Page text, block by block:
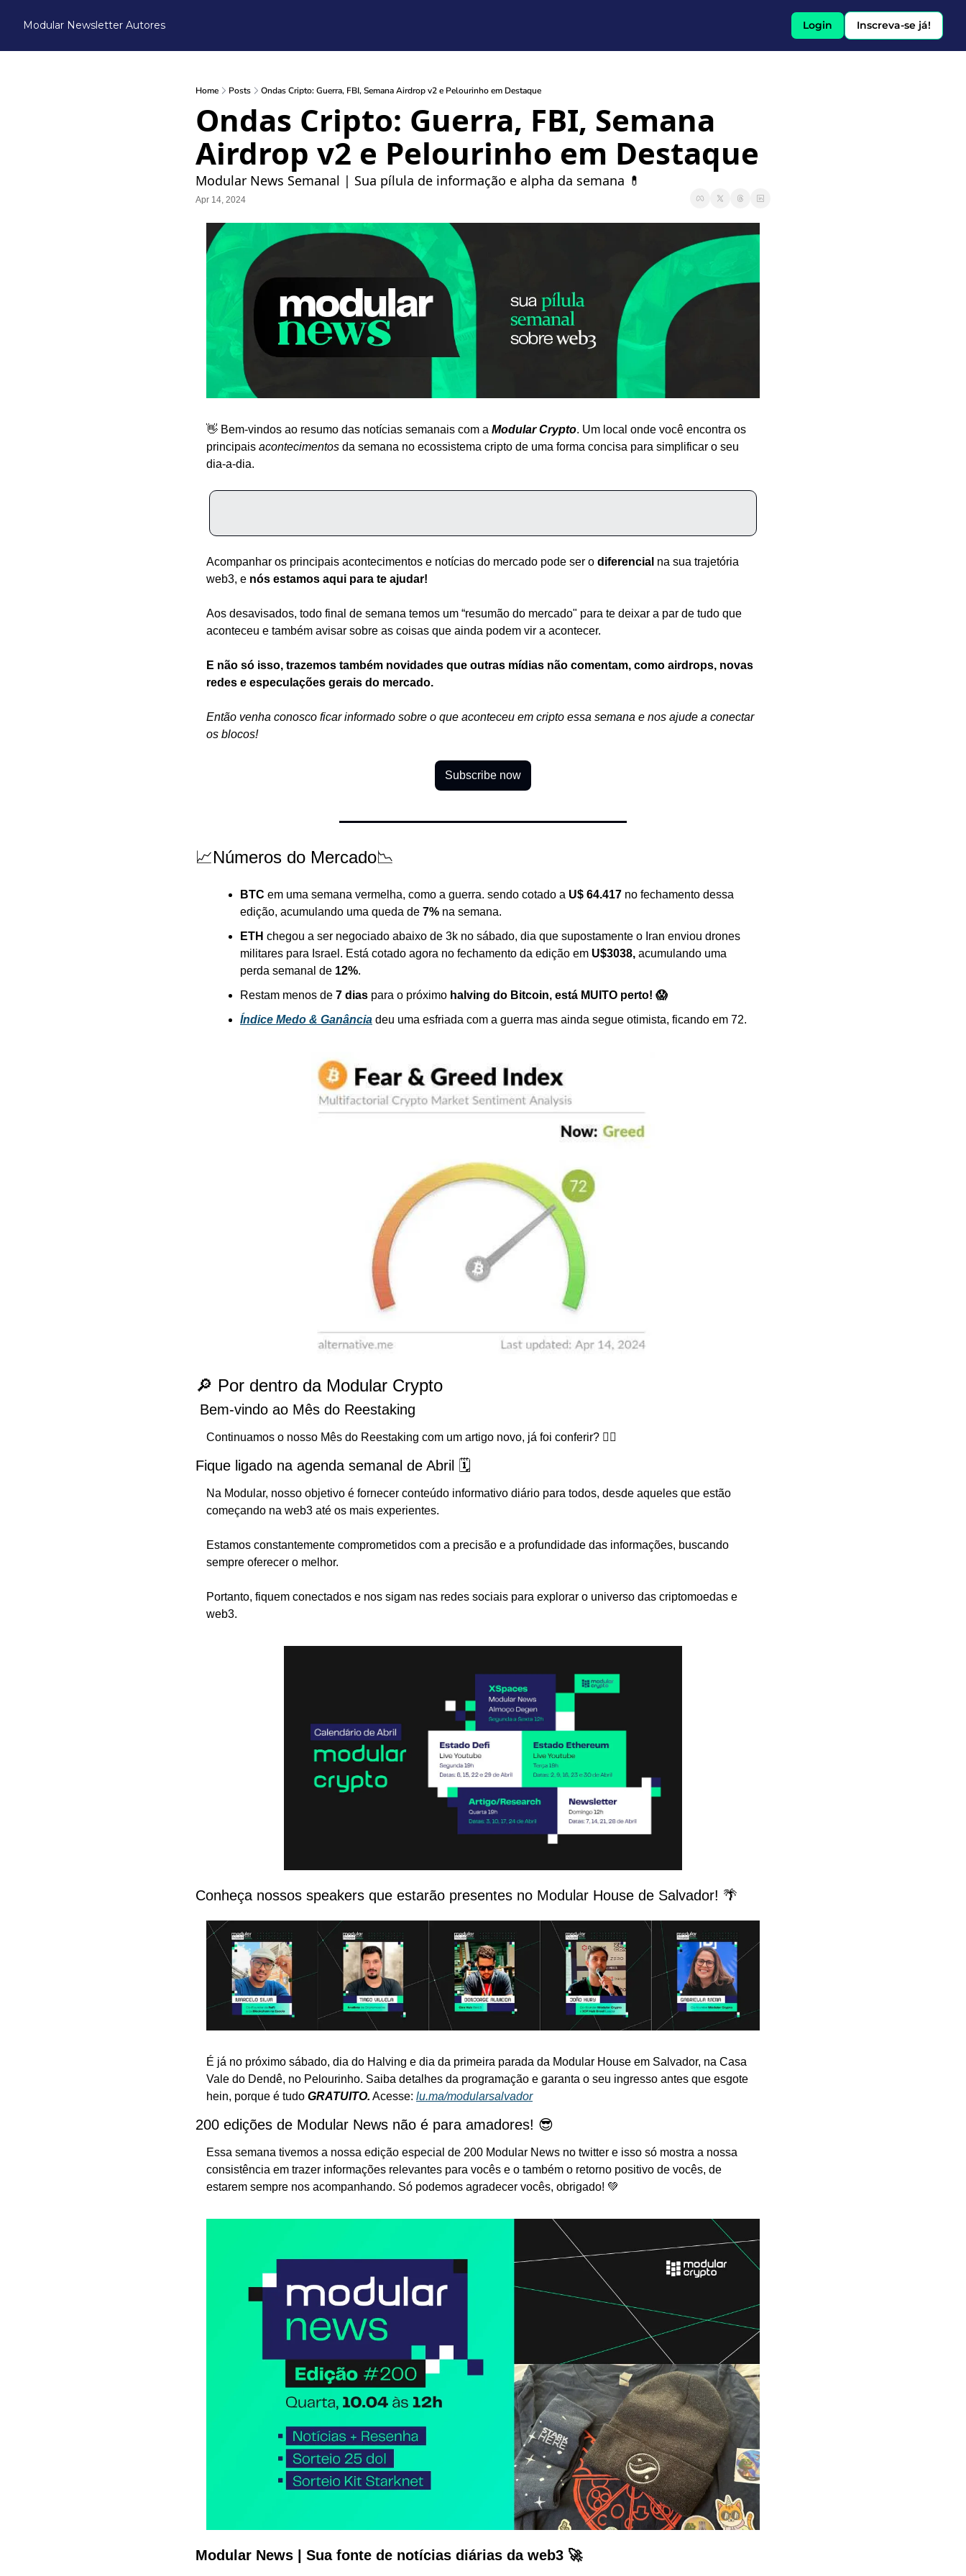
Modular Newsletter Autores Login Inscreva-se já!
Home Posts Ondas Cripto: Guerra, FBI, Semana Airdrop v2 e Pelourinho em Destaque
Ondas Cripto: Guerra, FBI, Semana
Airdrop v2 e Pelourinho em Destaque
Modular News Semanal | Sua pílula de informação e alpha da semana 💊
Apr 14, 2024
👋 Bem-vindos ao resumo das notícias semanais com a Modular Crypto. Um local onde você encontra os
principais acontecimentos da semana no ecossistema cripto de uma forma concisa para simplificar o seu
dia-a-dia.
Acompanhar os principais acontecimentos e notícias do mercado pode ser o diferencial na sua trajetória
web3, e nós estamos aqui para te ajudar!
Aos desavisados, todo final de semana temos um “resumão do mercado" para te deixar a par de tudo que
aconteceu e também avisar sobre as coisas que ainda podem vir a acontecer.
E não só isso, trazemos também novidades que outras mídias não comentam, como airdrops, novas
redes e especulações gerais do mercado.
Então venha conosco ficar informado sobre o que aconteceu em cripto essa semana e nos ajude a conectar
os blocos!
Subscribe now
📈Números do Mercado📉
BTC em uma semana vermelha, como a guerra. sendo cotado a U$ 64.417 no fechamento dessa
edição, acumulando uma queda de 7% na semana.
ETH chegou a ser negociado abaixo de 3k no sábado, dia que supostamente o Iran enviou drones
militares para Israel. Está cotado agora no fechamento da edição em U$3038, acumulando uma
perda semanal de 12%.
Restam menos de 7 dias para o próximo halving do Bitcoin, está MUITO perto! 😱
Índice Medo & Ganância deu uma esfriada com a guerra mas ainda segue otimista, ficando em 72.
🔎 Por dentro da Modular Crypto
Bem-vindo ao Mês do Reestaking
Continuamos o nosso Mês do Reestaking com um artigo novo, já foi conferir? 👇🏻
Fique ligado na agenda semanal de Abril 🗓️
Na Modular, nosso objetivo é fornecer conteúdo informativo diário para todos, desde aqueles que estão
começando na web3 até os mais experientes.
Estamos constantemente comprometidos com a precisão e a profundidade das informações, buscando
sempre oferecer o melhor.
Portanto, fiquem conectados e nos sigam nas redes sociais para explorar o universo das criptomoedas e
web3.
Conheça nossos speakers que estarão presentes no Modular House de Salvador! 🌴
É já no próximo sábado, dia do Halving e dia da primeira parada da Modular House em Salvador, na Casa
Vale do Dendê, no Pelourinho. Saiba detalhes da programação e garanta o seu ingresso antes que esgote
hein, porque é tudo GRATUITO. Acesse: lu.ma/modularsalvador
200 edições de Modular News não é para amadores! 😎
Essa semana tivemos a nossa edição especial de 200 Modular News no twitter e isso só mostra a nossa
consistência em trazer informações relevantes para vocês e o também o retorno positivo de vocês, de
estarem sempre nos acompanhando. Só podemos agradecer vocês, obrigado! 💚
Modular News | Sua fonte de notícias diárias da web3 🚀